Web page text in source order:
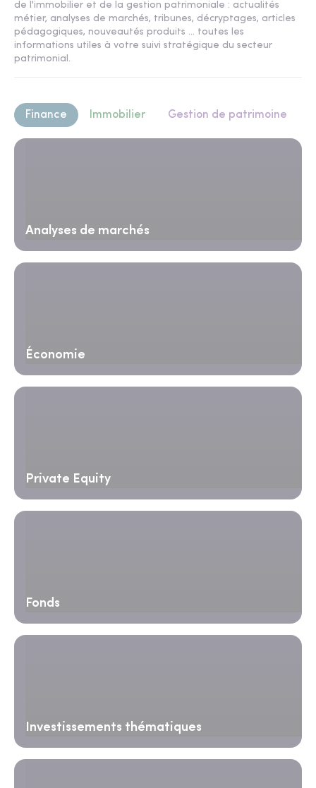
de l'immobilier et de la gestion patrimoniale : actualités
métier, analyses de marchés, tribunes, décryptages, articles
pédagogiques, nouveautés produits ... toutes les
informations utiles à votre suivi stratégique du secteur
patrimonial.
Finance Immobilier Gestion de patrimoine
Analyses de marchés
Économie
Private Equity
Fonds
Investissements thématiques